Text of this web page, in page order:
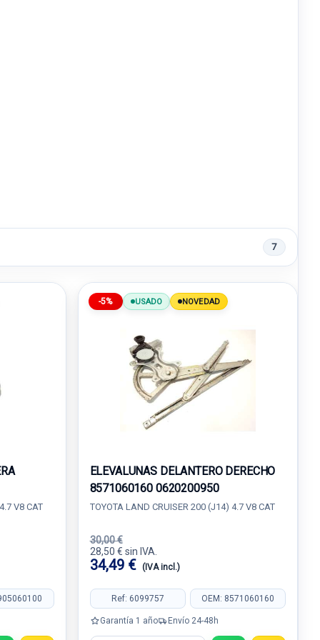
7
V8 CAT
-5% USADO NOVEDAD
ELEVALUNAS DELANTERO DERECHO
8571060160 0620200950
TOYOTA LAND CRUISER 200 (J14) 4.7 V8 CAT
30,00 €
28,50 € sin IVA.
34,49 € (IVA incl.)
Ref: 6099757 OEM: 8571060160
Garantía 1 año Envío 24-48h